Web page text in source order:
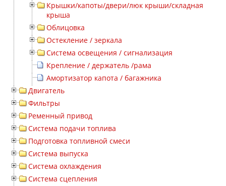
Крышки/капоты/двери/люк крыши/складная
крыша
Облицовка
Остекление / зеркала
Система освещения / сигнализация
Крепление / держатель /рама
Амортизатор капота / багажника
Двигатель
Фильтры
Ременный привод
Система подачи топлива
Подготовка топливной смеси
Система выпуска
Система охлаждения
Система сцепления